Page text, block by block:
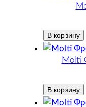
В корзину
Molti
В корзину